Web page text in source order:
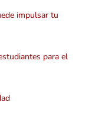
impulsar tu
para el